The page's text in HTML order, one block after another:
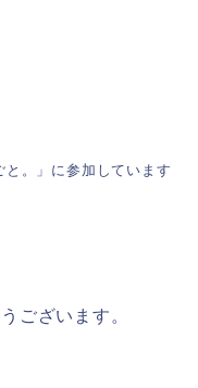
と。」に参加しています
ございます。